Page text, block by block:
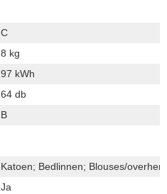
C
8 kg
97 kWh
64 db
B
Katoen; Bedlinnen; Blouses/
Ja